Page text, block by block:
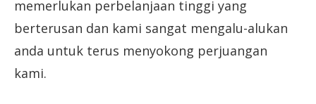
memerlukan perbelanjaan tinggi yang
berterusan dan kami sangat mengalu-alukan
anda untuk terus menyokong perjuangan
kami.